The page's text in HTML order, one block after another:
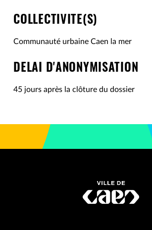
COLLECTIVITE(S)
Communauté urbaine Caen la mer
DELAI D'ANONYMISATION
45 jours après la clôture du dossier